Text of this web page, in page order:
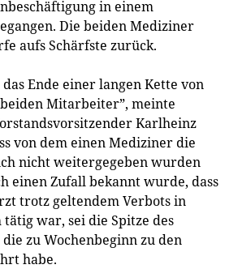
in einem
Die beiden Mediziner
aufs Schärfste zurück.
Ende einer langen Kette von
Mitarbeiter”, meinte
Karlheinz
von dem einen Mediziner die
nicht weitergegeben wurden
einen Zufall bekannt wurde, dass
trotz geltendem Verbots in
war, sei die Spitze des
zu Wochenbeginn zu den
habe.